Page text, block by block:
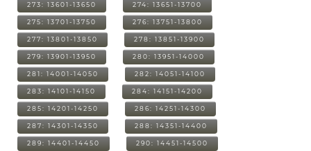
273: 13601-13650 274: 13651-13700
275: 13701-13750 276: 13751-13800
277: 13801-13850 278: 13851-13900
279: 13901-13950 280: 13951-14000
281: 14001-14050 282: 14051-14100
283: 14101-14150 284: 14151-14200
285: 14201-14250 286: 14251-14300
287: 14301-14350 288: 14351-14400
289: 14401-14450 290: 14451-14500